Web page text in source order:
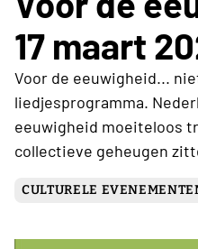
17 maart
Voor de eeuwigheid...
liedjesprogramma.
eeuwigheid moeiteloos
collectieve geheugen
CULTURELE